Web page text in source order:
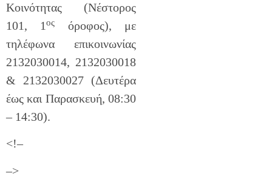
Κοινότητας (Νέστορος
101, 1ος
όροφος), με
τηλέφωνα επικοινωνίας
2132030014, 2132030018
& 2132030027 (Δευτέρα
έως και Παρασκευή, 08:30
– 14:30).
<!–
–>